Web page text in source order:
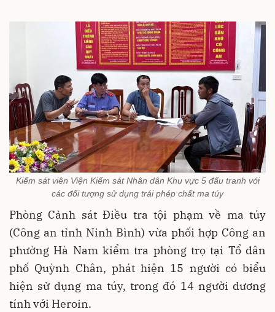
Kiểm sát viên Viện Kiểm sát Nhân dân Khu vực 5 đấu tranh với
các đối tượng sử dụng trái phép chất ma túy
Phòng Cảnh sát Điều tra tội phạm về ma túy
(Công an tỉnh Ninh Bình) vừa phối hợp Công an
phường Hà Nam kiểm tra phòng trọ tại Tổ dân
phố Quỳnh Chân, phát hiện 15 người có biểu
hiện sử dụng ma túy, trong đó 14 người dương
tính với Heroin.